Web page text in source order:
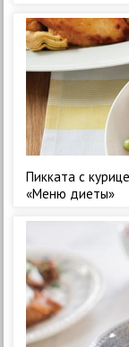
Пикката с
«Меню диеты»